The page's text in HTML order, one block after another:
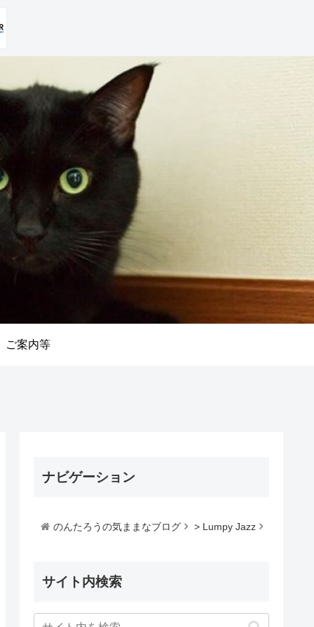
ご案内等
ナビゲーション
のんたろうの気ままなブログ > Lumpy Jazz
サイト内検索